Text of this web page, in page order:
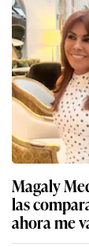
Magaly
las
ahora me